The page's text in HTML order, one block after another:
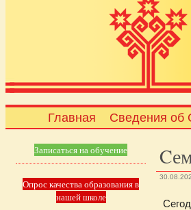
Главная Сведения об
Записаться на обучение
Опрос качества образования в
нашей школе